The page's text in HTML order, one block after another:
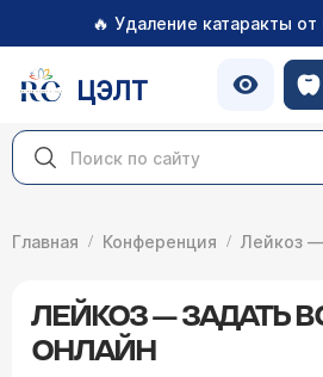
🔥 Удаление катаракты
ЦЭЛТ
Главная Конференция Лейкоз —
ЛЕЙКОЗ — ЗАДАТЬ
ОНЛАЙН